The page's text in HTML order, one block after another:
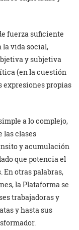
fuerza suficiente
vida social,
y subjetiva
(en la cuestión
expresiones propias
a lo complejo,
las clases
y acumulación
que potencia el
En otras palabras,
la Plataforma se
trabajadoras y
y hasta sus